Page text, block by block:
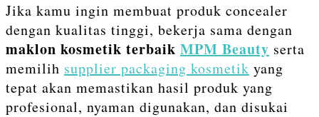
Jika kamu ingin membuat produk concealer
dengan kualitas tinggi, bekerja sama dengan
maklon kosmetik terbaik MPM Beauty serta
memilih supplier packaging kosmetik yang
tepat akan memastikan hasil produk yang
profesional, nyaman digunakan, dan disukai